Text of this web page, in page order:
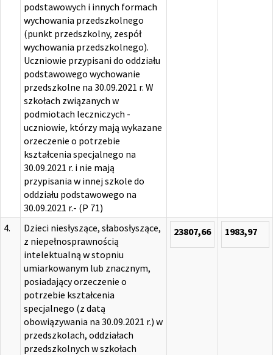
podstawowych i innych formach
wychowania przedszkolnego
(punkt przedszkolny, zespół
wychowania przedszkolnego).
Uczniowie przypisani do oddziału
podstawowego wychowanie
przedszkolne na 30.09.2021 r. W
szkołach związanych w
podmiotach leczniczych -
uczniowie, którzy mają wykazane
orzeczenie o potrzebie
kształcenia specjalnego na
30.09.2021 r. i nie mają
przypisania w innej szkole do
oddziału podstawowego na
30.09.2021 r.- (P 71)
4.
Dzieci niesłyszące, słabosłyszące,
z niepełnosprawnością
intelektualną w stopniu
umiarkowanym lub znacznym,
posiadający orzeczenie o
potrzebie kształcenia
specjalnego (z datą
obowiązywania na 30.09.2021 r.) w
przedszkolach, oddziałach
przedszkolnych w szkołach
23807,66 1983,97